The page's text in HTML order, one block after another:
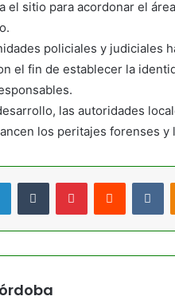
el sitio para acordonar el
policiales y judiciales
el fin de establecer la
las autoridades
los peritajes forenses
LinkedInTumblr PinterestReddit